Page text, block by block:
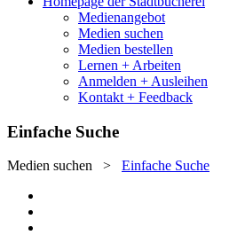
Medienangebot
Medien suchen
Medien bestellen
Lernen + Arbeiten
Anmelden + Ausleihen
Kontakt + Feedback
Einfache Suche
Medien suchen > Einfache Suche